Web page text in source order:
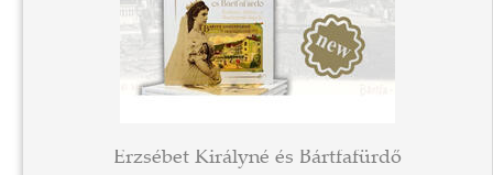
Erzsébet Királyné és Bártfafürdő